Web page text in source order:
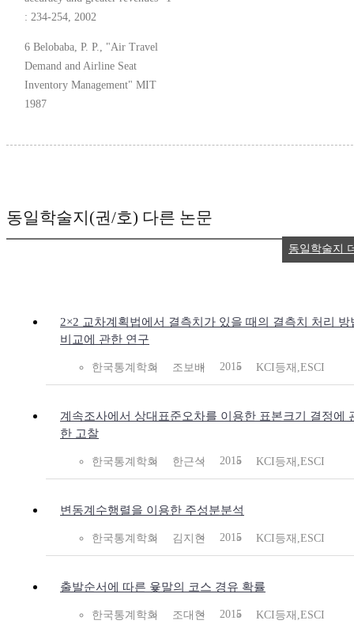
: 234-254, 2002
6 Belobaba, P. P., "Air Travel
Demand and Airline Seat
Inventory Management" MIT
1987
동일학술지(권/호) 다른 논문
2×2 교차계획법에서 결측치가 있을 때의 결측치 처리 방
비교에 관한 연구
한국통계학회 조보배 2015 KCI등재,ESCI
계속조사에서 상대표준오차를 이용한 표본크기 결정에
한 고찰
한국통계학회 한근식 2015 KCI등재,ESCI
변동계수행렬을 이용한 주성분분석
한국통계학회 김지현 2015 KCI등재,ESCI
출발순서에 따른 윷말의 코스 경유 확률
한국통계학회 조대현 2015 KCI등재,ESCI
동일학술지